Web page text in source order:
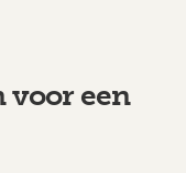
voor een